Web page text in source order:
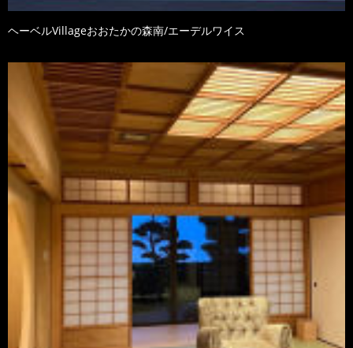
ヘーベルVillageおおたかの森南/エーデルワイス